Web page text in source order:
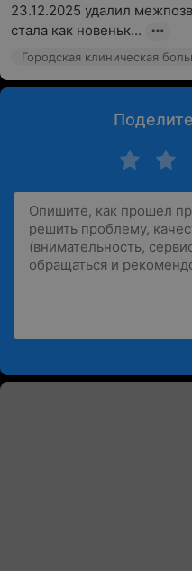
23.12.2025 удалил
стала как новеньк...